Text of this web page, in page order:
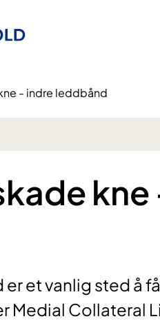
- indre leddbånd
kne
et vanlig sted å
Medial Collateral